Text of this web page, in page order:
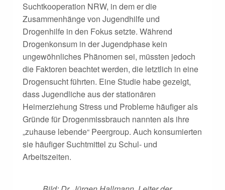
Suchtkooperation NRW, in dem er die
Zusammenhänge von Jugendhilfe und
Drogenhilfe in den Fokus setzte. Während
Drogenkonsum in der Jugendphase kein
ungewöhnliches Phänomen sei, müssten jedoch
die Faktoren beachtet werden, die letztlich in eine
Drogensucht führten. Eine Studie habe gezeigt,
dass Jugendliche aus der stationären
Heimerziehung Stress und Probleme häufiger als
Gründe für Drogenmissbrauch nannten als ihre
„zuhause lebende“ Peergroup. Auch konsumierten
sie häufiger Suchtmittel zu Schul- und
Arbeitszeiten.